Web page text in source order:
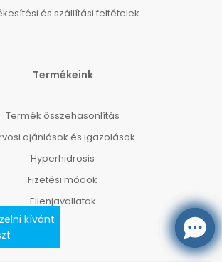
kívánt
és szállítási feltételek
Termékeink
Termék összehasonlítás
ajánlások és igazolások
Hyperhidrosis
Fizetési módok
Ellenjavallatok